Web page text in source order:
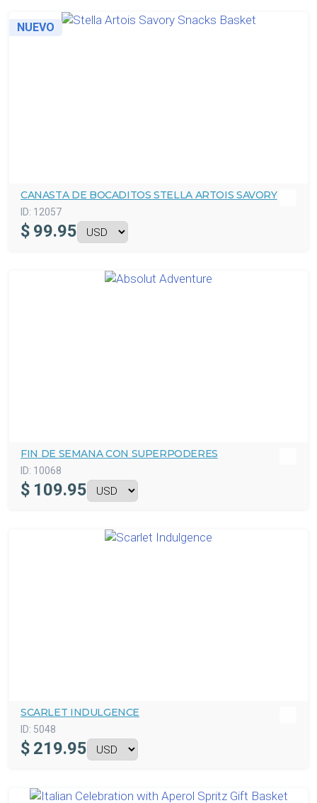
NUEVO
CANASTA DE BOCADITOS STELLA ARTOIS SAVORY
ID: 12057
$ 99.95
FIN DE SEMANA CON SUPERPODERES
ID: 10068
$ 109.95
SCARLET INDULGENCE
ID: 5048
$ 219.95